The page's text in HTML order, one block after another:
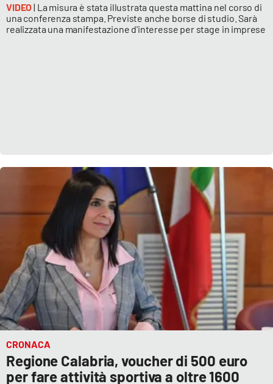
VIDEO| La misura è stata illustrata questa mattina nel corso di
una conferenza stampa. Previste anche borse di studio. Sarà
realizzata una manifestazione d'interesse per stage in imprese
CRONACA
Regione Calabria, voucher di 500 euro
per fare attività sportiva a oltre 1600